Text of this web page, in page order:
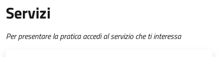
Servizi
Per presentare la pratica accedi al servizio che ti interessa